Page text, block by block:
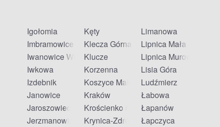
Igołomia
Imbramowice
Iwanowice Włościańskie
Iwkowa
Izdebnik
Janowice
Jaroszowiec
Jerzmanowice
Kęty
Klecza Górna
Klucze
Korzenna
Koszyce Małe
Kraków
Krościenko nad Dunajcem
Krynica-Zdrój
Limanowa
Lipnica Mała
Lipnica Murowana
Lisia Góra
Ludźmierz
Łabowa
Łapanów
Łapczyca